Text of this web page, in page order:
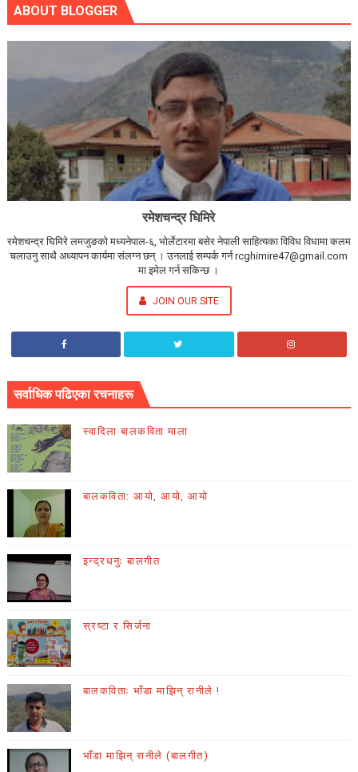
ABOUT BLOGGER
रमेशचन्द्र घिमिरे
रमेशचन्द्र घिमिरे लमजुङको मध्यनेपाल-६, भोर्लेटारमा बसेर नेपाली साहित्यका विविध विधामा कलम
चलाउनु साथै अध्यापन कार्यमा संलग्न छन् । उनलाई सम्पर्क गर्न rcghimire47@gmail.com
मा इमेल गर्न सकिन्छ ।
JOIN OUR SITE
सर्वाधिक पढिएका रचनाहरू
स्वादिला बालकविता माला
बालकविता: आयो, आयो, आयो
इन्द्रधनुः बालगीत
स्रष्टा र सिर्जना
बालकविताः भाँडा माझिन् रानीले !
भाँडा माझिन् रानीले (बालगीत)